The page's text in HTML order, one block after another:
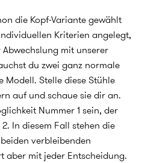
die Kopf-Variante gewählt
Kriterien angelegt,
mit unserer
du zwei ganz normale
Modell. Stelle diese Stühle
auf und schaue sie dir an.
Nummer 1 sein, der
In diesem Fall stehen die
verbleibenden
aber mit jeder Entscheidung.